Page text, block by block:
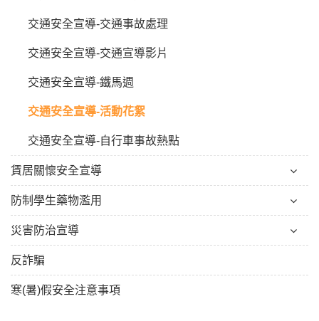
交通安全宣導-交通事故處理
交通安全宣導-交通宣導影片
交通安全宣導-鐵馬週
交通安全宣導-活動花絮
交通安全宣導-自行車事故熱點
賃居關懷安全宣導
防制學生藥物濫用
災害防治宣導
反詐騙
寒(暑)假安全注意事項